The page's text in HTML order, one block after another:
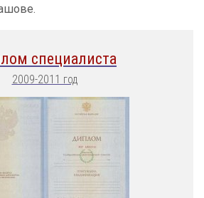
специалиста
2009-2011 год